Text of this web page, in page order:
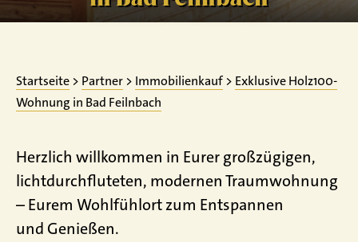
Startseite > Partner > Immobilienkauf > Exklusive Holz100-
Wohnung in Bad Feilnbach
Herzlich willkommen in Eurer großzügigen,
lichtdurchfluteten, modernen Traumwohnung
– Eurem Wohlfühlort zum Entspannen
und Genießen.